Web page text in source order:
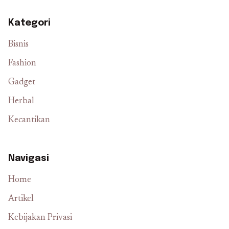
Kategori
Bisnis
Fashion
Gadget
Herbal
Kecantikan
Navigasi
Home
Artikel
Kebijakan Privasi